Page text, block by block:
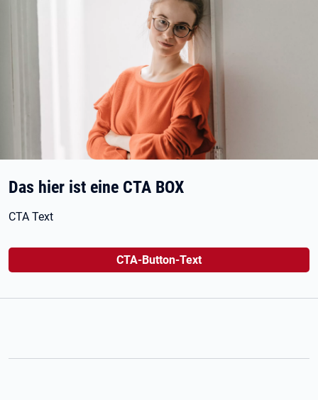
Das hier ist eine CTA BOX
CTA Text
CTA-Button-Text